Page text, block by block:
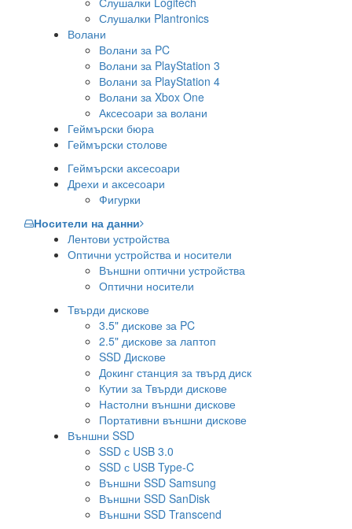
Слушалки Plantronics
Волани
Волани за PC
Волани за PlayStation 3
Волани за PlayStation 4
Волани за Xbox One
Аксесоари за волани
Геймърски бюра
Геймърски столове
Геймърски аксесоари
Дрехи и аксесоари
Фигурки
Носители на данни
Лентови устройства
Оптични устройства и носители
Външни оптични устройства
Оптични носители
Твърди дискове
3.5" дискове за PC
2.5" дискове за лаптоп
SSD Дискове
Докинг станция за твърд диск
Кутии за Твърди дискове
Настолни външни дискове
Портативни външни дискове
Външни SSD
SSD с USB 3.0
SSD с USB Type-C
Външни SSD Samsung
Външни SSD SanDisk
Външни SSD Transcend